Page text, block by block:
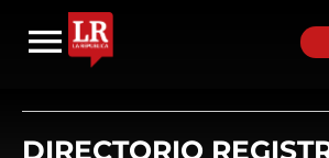
DIRECTORIO